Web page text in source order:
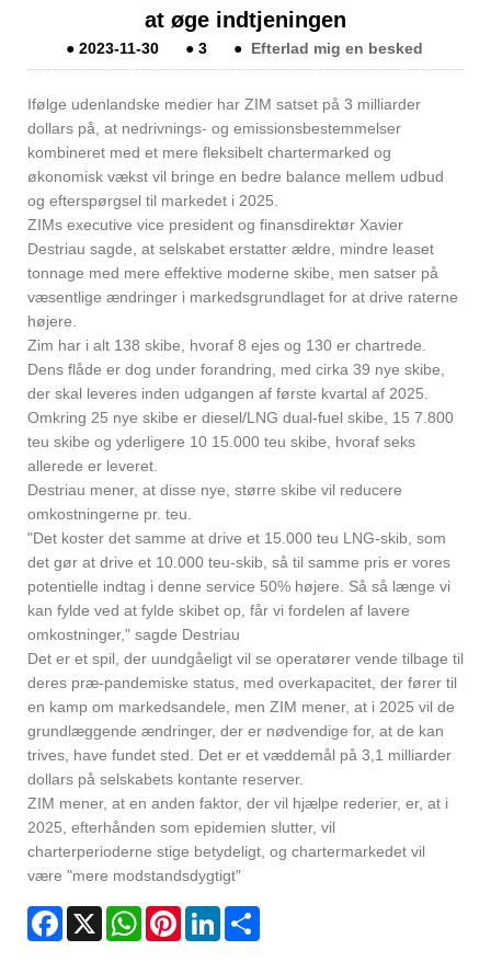
at øge indtjeningen
●2023-11-30 ●3 ● Efterlad mig en besked
Ifølge udenlandske medier har ZIM satset på 3 milliarder
dollars på, at nedrivnings- og emissionsbestemmelser
kombineret med et mere fleksibelt chartermarked og
økonomisk vækst vil bringe en bedre balance mellem udbud
og efterspørgsel til markedet i 2025.
ZIMs executive vice president og finansdirektør Xavier
Destriau sagde, at selskabet erstatter ældre, mindre leaset
tonnage med mere effektive moderne skibe, men satser på
væsentlige ændringer i markedsgrundlaget for at drive raterne
højere.
Zim har i alt 138 skibe, hvoraf 8 ejes og 130 er chartrede.
Dens flåde er dog under forandring, med cirka 39 nye skibe,
der skal leveres inden udgangen af ​​første kvartal af 2025.
Omkring 25 nye skibe er diesel/LNG dual-fuel skibe, 15 7.800
teu skibe og yderligere 10 15.000 teu skibe, hvoraf seks
allerede er leveret.
Destriau mener, at disse nye, større skibe vil reducere
omkostningerne pr. teu.
"Det koster det samme at drive et 15.000 teu LNG-skib, som
det gør at drive et 10.000 teu-skib, så til samme pris er vores
potentielle indtag i denne service 50% højere. Så så længe vi
kan fylde ved at fylde skibet op, får vi fordelen af ​​lavere
omkostninger," sagde Destriau
Det er et spil, der uundgåeligt vil se operatører vende tilbage til
deres præ-pandemiske status, med overkapacitet, der fører til
en kamp om markedsandele, men ZIM mener, at i 2025 vil de
grundlæggende ændringer, der er nødvendige for, at de kan
trives, have fundet sted. Det er et væddemål på 3,1 milliarder
dollars på selskabets kontante reserver.
ZIM mener, at en anden faktor, der vil hjælpe rederier, er, at i
2025, efterhånden som epidemien slutter, vil
charterperioderne stige betydeligt, og chartermarkedet vil
være "mere modstandsdygtigt"
Facebook
X WhatsAppPinterestLinkedIn